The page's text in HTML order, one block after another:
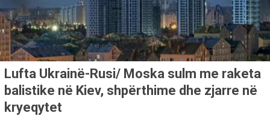
Lufta Ukrainë-Rusi/ Moska sulm me raketa
balistike në Kiev, shpërthime dhe zjarre në
kryeqytet